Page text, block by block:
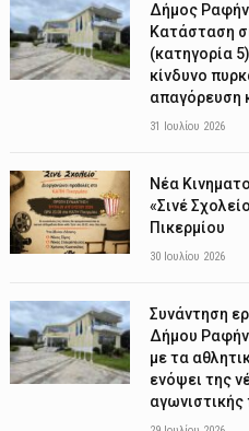
Δήμος
Κατάσταση
(κατηγορία
κίνδυνο
απαγόρευση
31 Ιουλίου 2026
Νέα
«Σινέ
Πικερμίου
30 Ιουλίου 2026
Συνάντηση
Δήμου
με τα
ενόψει της
αγωνιστικής